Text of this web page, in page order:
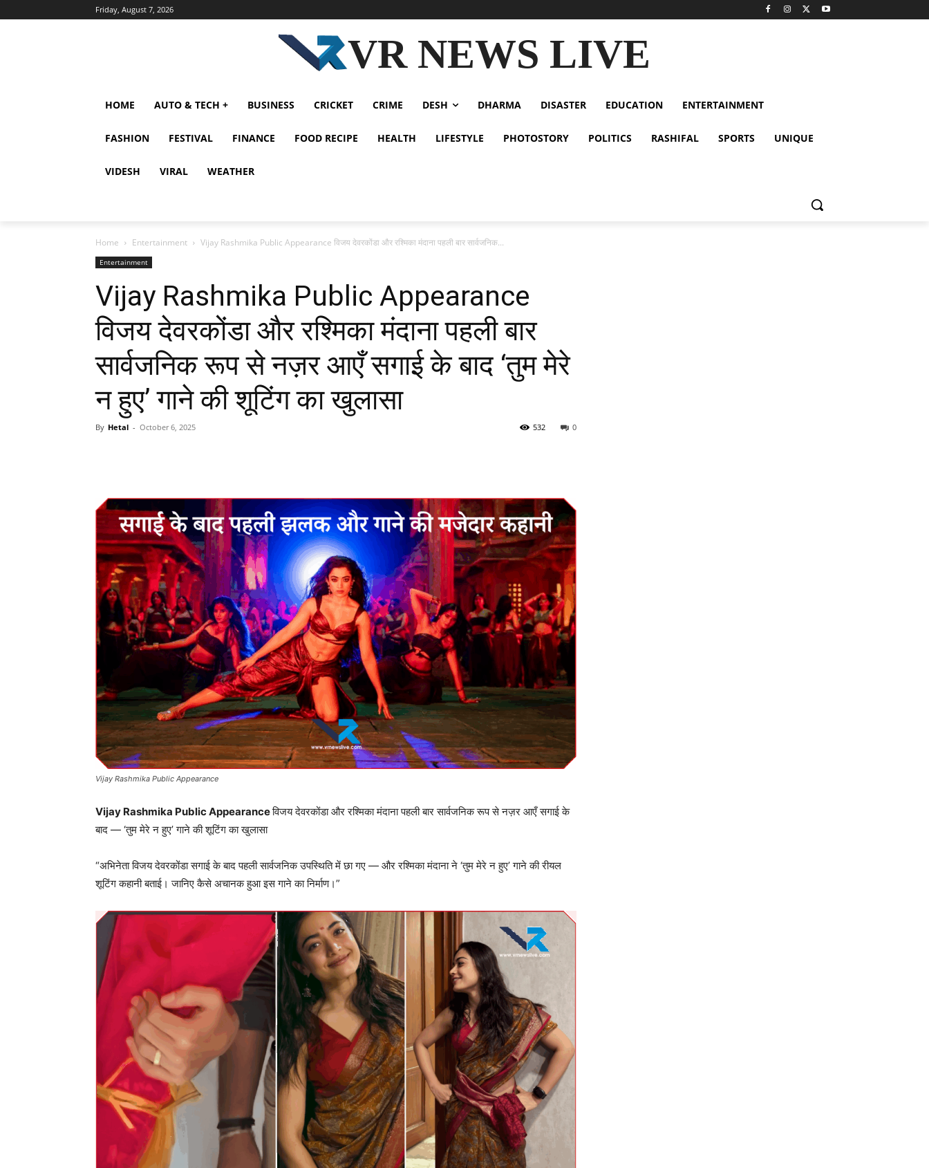
Friday, August 7, 2026
VR NEWS LIVE
HOME AUTO & TECH + BUSINESS CRICKET CRIME DESH DHARMA DISASTER EDUCATION ENTERTAINMENT
FASHION FESTIVAL FINANCE FOOD RECIPE HEALTH LIFESTYLE PHOTOSTORY POLITICS RASHIFAL SPORTS UNIQUE
VIDESH VIRAL WEATHER
Home Entertainment Vijay Rashmika Public Appearance विजय देवरकोंडा और रश्मिका मंदाना पहली बार सार्वजनिक...
Entertainment
Vijay Rashmika Public Appearance
विजय देवरकोंडा और रश्मिका मंदाना पहली बार
सार्वजनिक रूप से नज़र आएँ सगाई के बाद ‘तुम मेरे
न हुए’ गाने की शूटिंग का खुलासा
By Hetal - October 6, 2025 0
532
Vijay Rashmika Public Appearance
Vijay Rashmika Public Appearanceविजय देवरकोंडा और रश्मिका मंदाना पहली बार सार्वजनिक रूप से नज़र आएँ सगाई के
बाद — ‘तुम मेरे न हुए’ गाने की शूटिंग का खुलासा
“अभिनेता विजय देवरकोंडा सगाई के बाद पहली सार्वजनिक उपस्थिति में छा गए — और रश्मिका मंदाना ने ‘तुम मेरे न हुए’ गाने की रीयल
शूटिंग कहानी बताई। जानिए कैसे अचानक हुआ इस गाने का निर्माण।”